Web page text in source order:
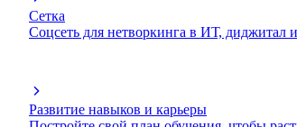
Сетка
Соцсеть для нетворкинга в ИТ, диджитал
Развитие навыков и карьеры